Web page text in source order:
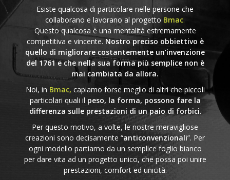
Esiste qualcosa di particolare nelle persone che
collaborano e lavorano al progetto Bmac.
Questo qualcosa è una mentalità estremamente
competitiva e vincente.Nostro preciso obbiettivo è
quello di migliorare costantemente un’invenzione
del 1761 e che nella sua forma più semplice non è
mai cambiata da allora.
Noi, in Bmac, capiamo forse meglio di altri che piccoli
particolari quali il peso, la forma, possono fare la
differenza sulle prestazioni di un paio di forbici.
Per questo motivo, a volte, le nostre meravigliose
creazioni sono decisamente “anticonvenzionali”. Per
ogni modello partiamo da un semplice foglio bianco
per dare vita ad un progetto unico, che possa poi unire
prestazioni, comfort ed unicità.